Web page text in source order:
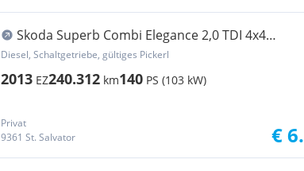
Skoda Superb Combi Elegance 2,0 TDI 4x4
Green tec
Diesel, Schaltgetriebe, gültiges Pickerl
2013 EZ240.312 km140 PS (103 kW)
Privat
9361 St. Salvator
€